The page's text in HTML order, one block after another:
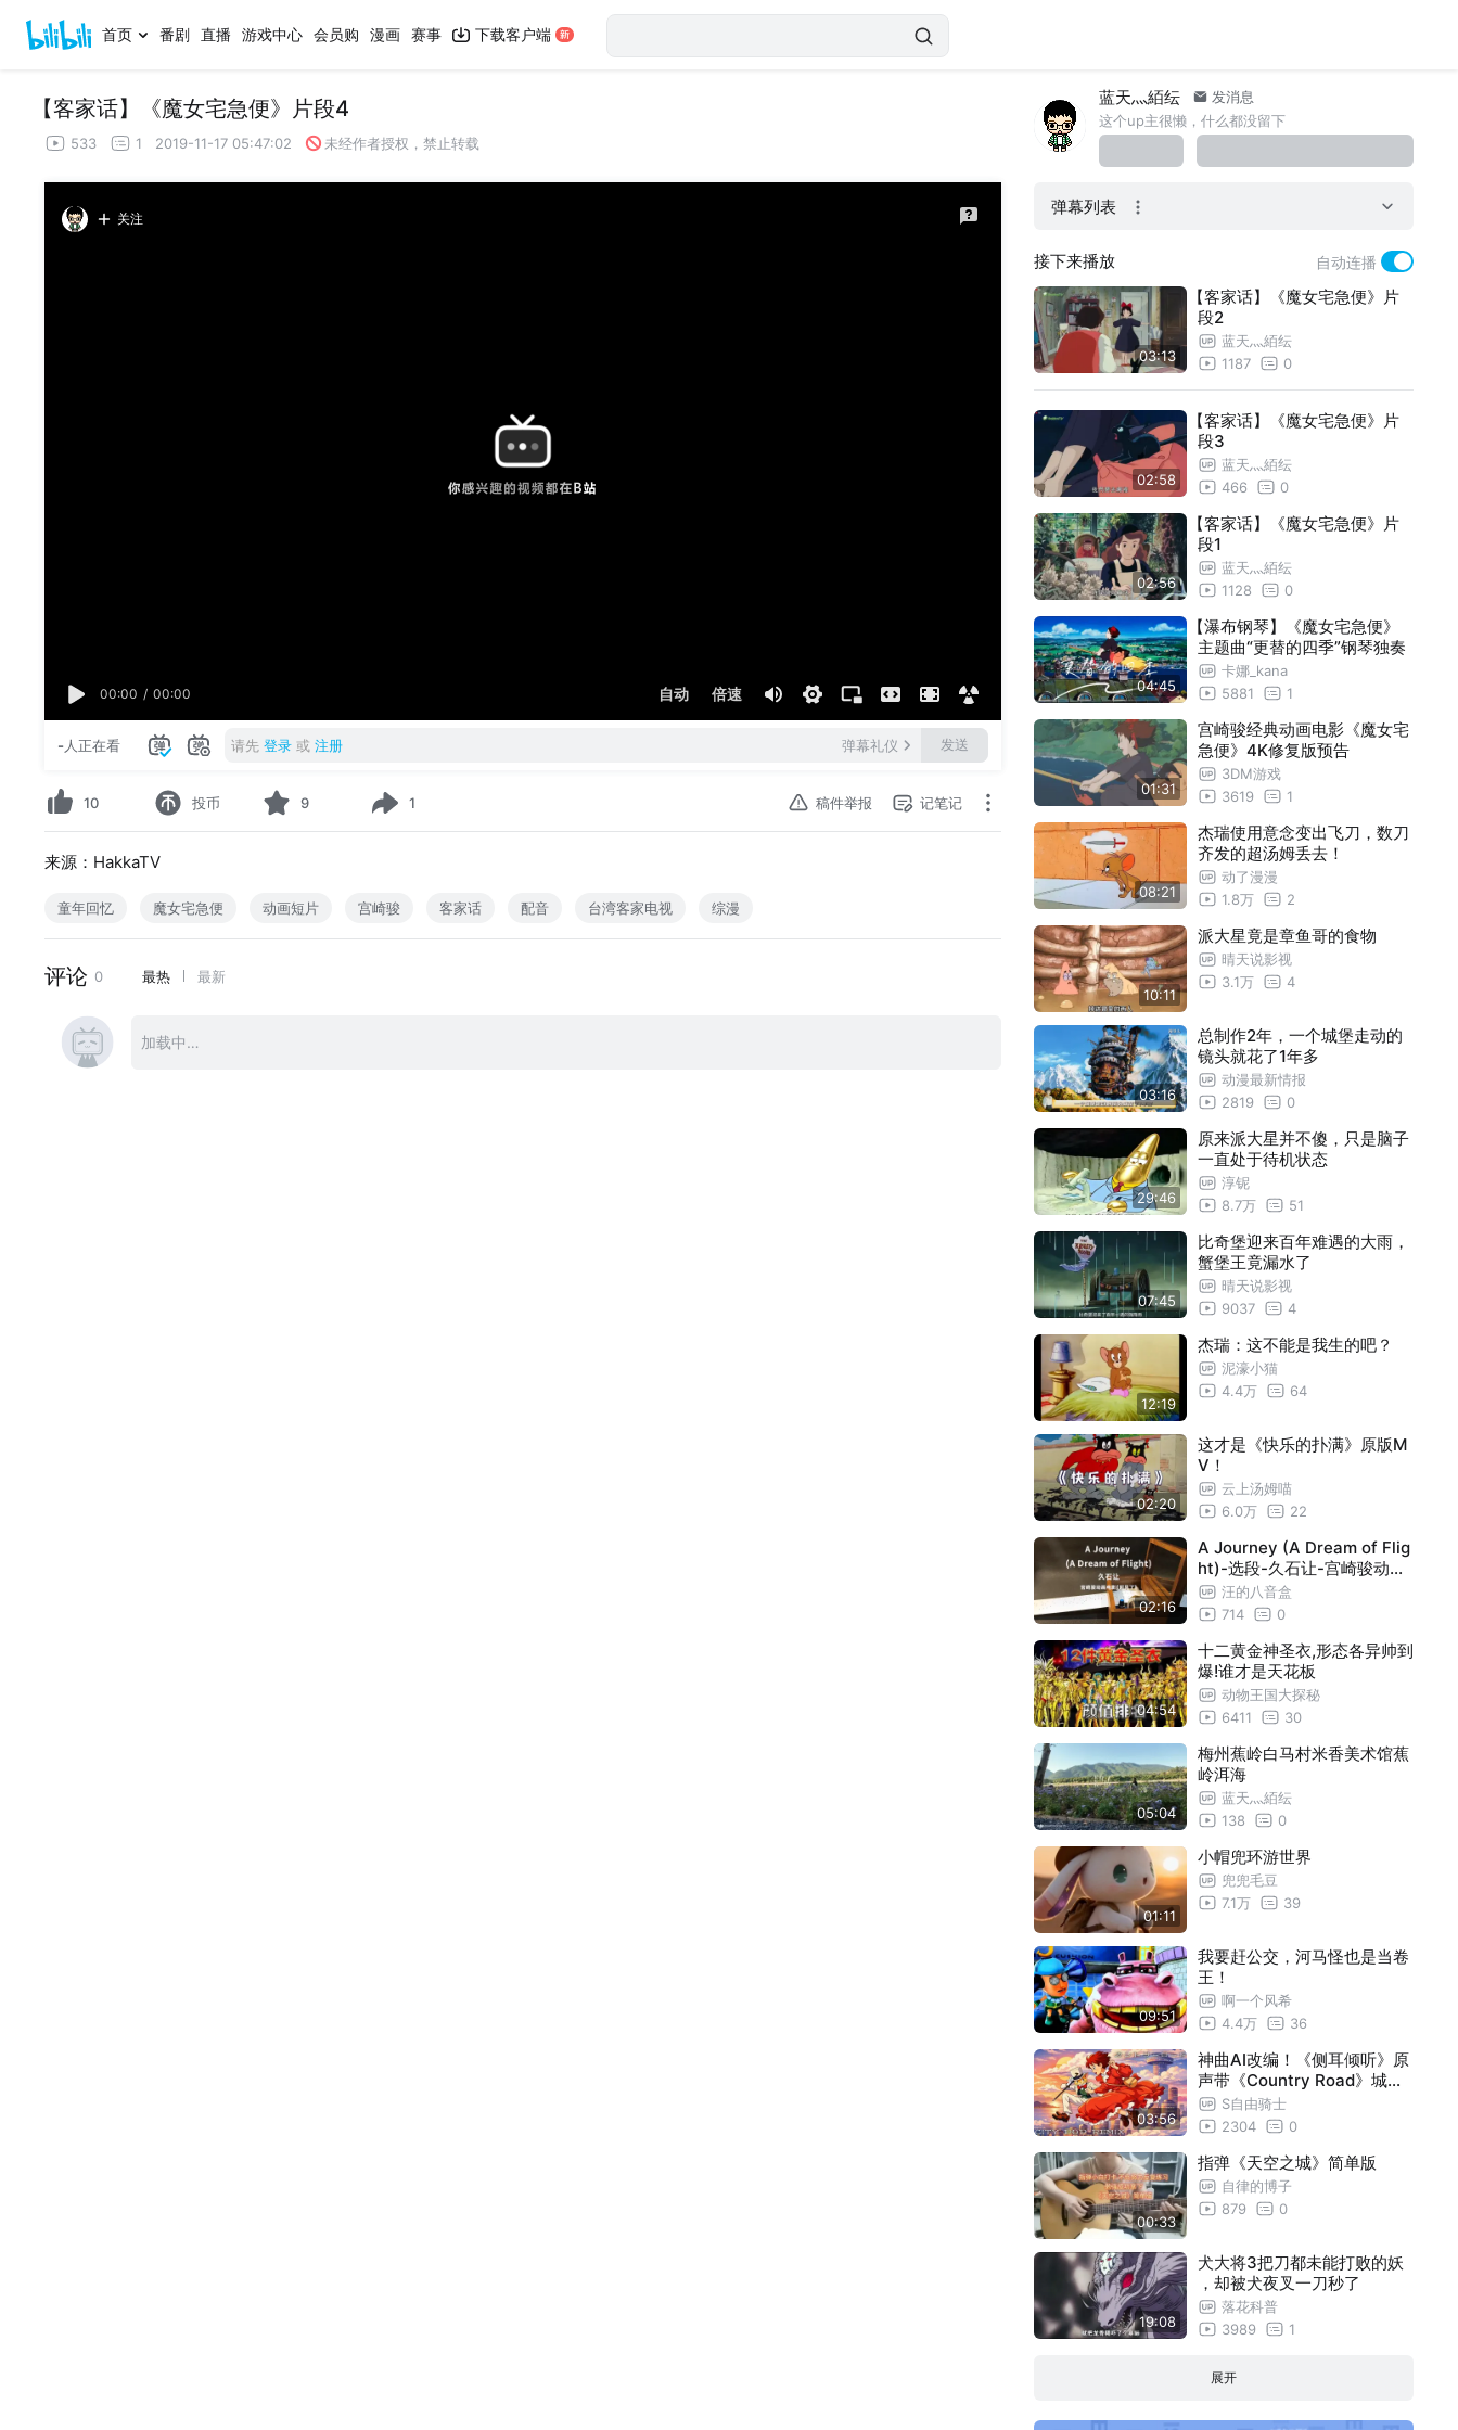
首页 番剧 直播 游戏中心 会员购 漫画 赛事 下载客户端
【客家话】《魔女宅急便》片段4
533 1 2019-11-17 05:47:02 未经作者授权，禁止转载
关注
00:00 / 00:00 自动 倍速
-人正在看 请先 登录 或 注册 弹幕礼仪 发送
10 投币 9 1 稿件举报 记笔记
来源：HakkaTV
童年回忆 魔女宅急便 动画短片 宫崎骏 客家话 配音 台湾客家电视 综漫
蓝天灬絔纭
发消息
这个up主很懒，什么都没留下
弹幕列表
接下来播放 自动连播
03:13
【客家话】《魔女宅急便》片
段2
蓝天灬絔纭
1187
0
02:58
【客家话】《魔女宅急便》片
段3
蓝天灬絔纭
466
0
02:56
【客家话】《魔女宅急便》片
段1
蓝天灬絔纭
1128
0
04:45
【瀑布钢琴】《魔女宅急便》
主题曲“更替的四季”钢琴独奏
卡娜_kana
5881
1
01:31
宫崎骏经典动画电影《魔女宅
急便》4K修复版预告
3DM游戏
3619
1
08:21
杰瑞使用意念变出飞刀，数刀
齐发的超汤姆丢去！
动了漫漫
1.8万
2
10:11
派大星竟是章鱼哥的食物
晴天说影视
3.1万
4
03:16
总制作2年，一个城堡走动的
镜头就花了1年多
动漫最新情报
2819
0
29:46
原来派大星并不傻，只是脑子
一直处于待机状态
淳铌
8.7万
51
07:45
比奇堡迎来百年难遇的大雨，
蟹堡王竟漏水了
晴天说影视
9037
4
12:19
杰瑞：这不能是我生的吧？
泥濠小猫
4.4万
64
02:20
这才是《快乐的扑满》原版M
V！
云上汤姆喵
6.0万
22
02:16
A Journey (A Dream of Flig
ht)-选段-久石让-宫崎骏动画
电影《起风了》-30音手摇纸
带八音盒
汪的八音盒
714
0
04:54
十二黄金神圣衣,形态各异帅到
爆!谁才是天花板
动物王国大探秘
6411
30
05:04
梅州蕉岭白马村米香美术馆蕉
岭洱海
蓝天灬絔纭
138
0
01:11
小帽兜环游世界
兜兜毛豆
7.1万
39
09:51
我要赶公交，河马怪也是当卷
王！
啊一个风希
4.4万
36
03:56
神曲AI改编！《侧耳倾听》原
声带《Country Road》城市
流行风S自由骑士
2304
0
00:33
指弹《天空之城》简单版
自律的博子
879
0
19:08
犬大将3把刀都未能打败的妖
，却被犬夜叉一刀秒了
落花科普
3989
1
展开